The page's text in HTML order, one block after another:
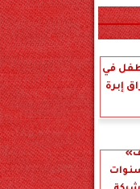
طفل في
إبرة
وهمي 3 سنوات